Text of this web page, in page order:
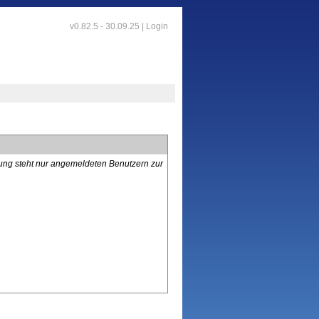
v0.82.5 - 30.09.25 | Login
steht nur angemeldeten Benutzern zur